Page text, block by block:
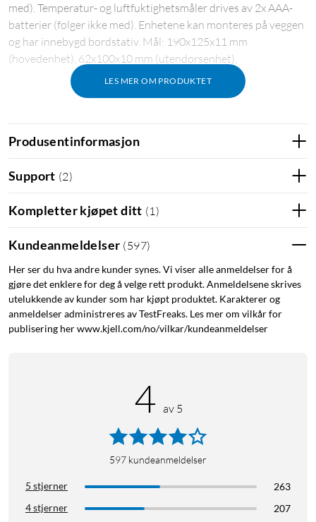
LES MER OM PRODUKTET
med). Temperatur- og luftfuktighetsmåler drives av 2x AAA-
batterier (følger ikke med). Enhetene kan monteres på veggen
og har innebygd bordstativ. Mål: 190x125x11 mm
(hovedenhet), 62x100x10 mm (utendørsenhet).
Produsentinformasjon
Support (2)
Kompletter kjøpet ditt (1 )
Kundeanmeldelser (597)
Her ser du hva andre kunder synes. Vi viser alle anmeldelser for å
gjøre det enklere for deg å velge rett produkt. Anmeldelsene skrives
utelukkende av kunder som har kjøpt produktet. Karakterer og
anmeldelser administreres av TestFreaks. Les mer om vilkår for
publisering her www.kjell.com/no/vilkar/kundeanmeldelser
4 av 5
597 kundeanmeldelser
5 stjerner
263
4 stjerner
207